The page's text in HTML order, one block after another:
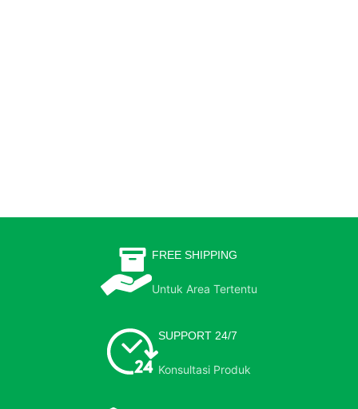
FREE SHIPPING
Untuk Area Tertentu
SUPPORT 24/7
Konsultasi Produk